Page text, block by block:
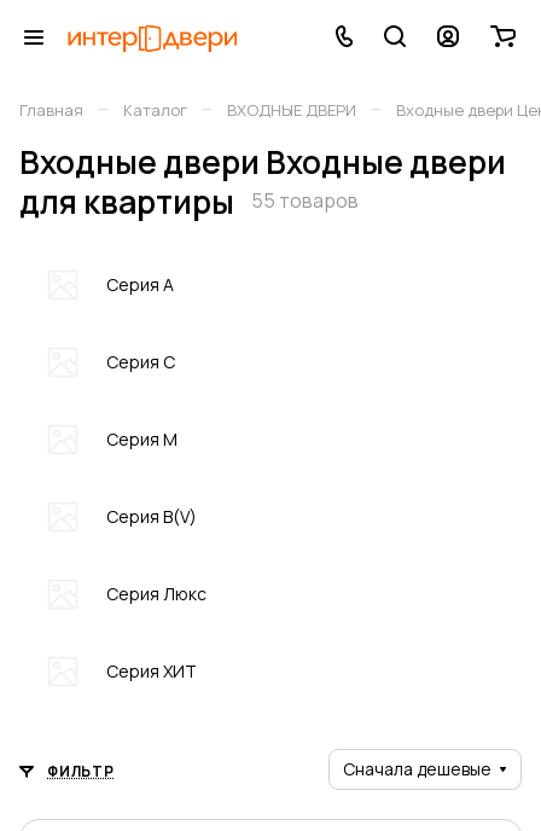
Главная – Каталог – ВХОДНЫЕ ДВЕРИ – Входные двери
Входные двери Входные двери
для квартиры
55 товаров
Серия A
Серия C
Серия M
Серия В(V)
Серия Люкс
Серия ХИТ
ФИЛЬТР Сначала дешевые